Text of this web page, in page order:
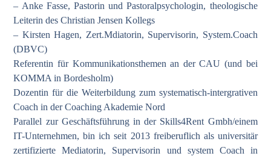
– Anke Fasse, Pastorin und Pastoralpsychologin, theologische
Leiterin des Christian Jensen Kollegs
– Kirsten Hagen, Zert.Mdiatorin, Supervisorin, System.Coach
(DBVC)
Referentin für Kommunikationsthemen an der CAU (und bei
KOMMA in Bordesholm)
Dozentin für die Weiterbildung zum systematisch-intergrativen
Coach in der Coaching Akademie Nord
Parallel zur Geschäftsführung in der Skills4Rent Gmbh/einem
IT-Unternehmen, bin ich seit 2013 freiberuflich als universitär
zertifizierte Mediatorin, Supervisorin und system Coach in